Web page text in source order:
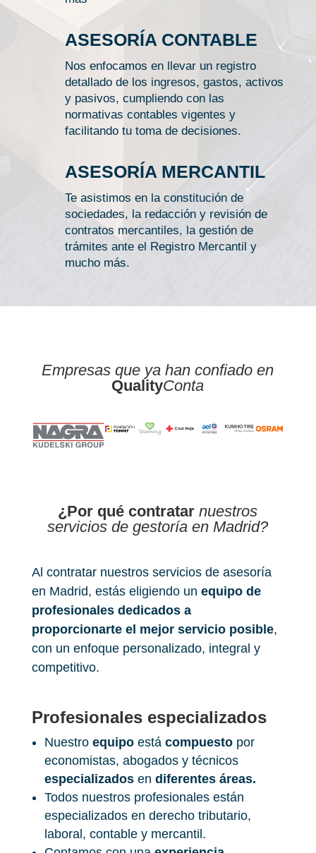
ASESORÍA CONTABLE
Nos enfocamos en llevar un registro
detallado de los ingresos, gastos, activos
y pasivos, cumpliendo con las
normativas contables vigentes y
facilitando tu toma de decisiones.
ASESORÍA MERCANTIL
Te asistimos en la constitución de
sociedades, la redacción y revisión de
contratos mercantiles, la gestión de
trámites ante el Registro Mercantil y
mucho más.
Empresas que ya han confiado en
QualityConta
¿Por qué contratar nuestros
servicios de gestoría en Madrid?
Al contratar nuestros servicios de asesoría
en Madrid, estás eligiendo un equipo de
profesionales dedicados a
proporcionarte el mejor servicio posible,
con un enfoque personalizado, integral y
competitivo.
Profesionales especializados
Nuestro equipoestá compuestopor
economistas, abogados y técnicos
especializadosen diferentes áreas.
Todos nuestros profesionales están
especializados en derecho tributario,
laboral, contable y mercantil.